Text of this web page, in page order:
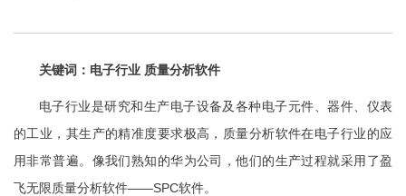
关键词：电子行业 质量分析软件
电子行业是研究和生产电子设备及各种电子元件、器件、仪表
的工业，其生产的精准度要求极高，质量分析软件在电子行业的应
用非常普遍。像我们熟知的华为公司，他们的生产过程就采用了盈
飞无限质量分析软件——SPC软件。